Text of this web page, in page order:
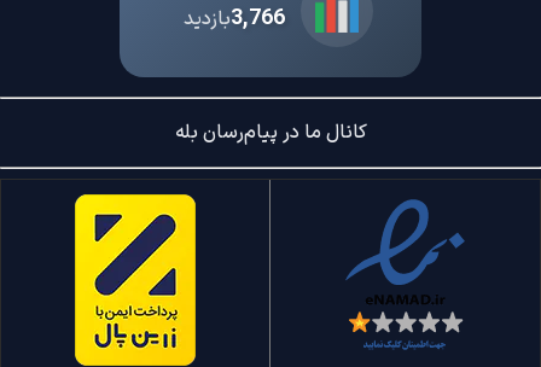
3,766بازدید
کانال ما در پیام‌رسان بله